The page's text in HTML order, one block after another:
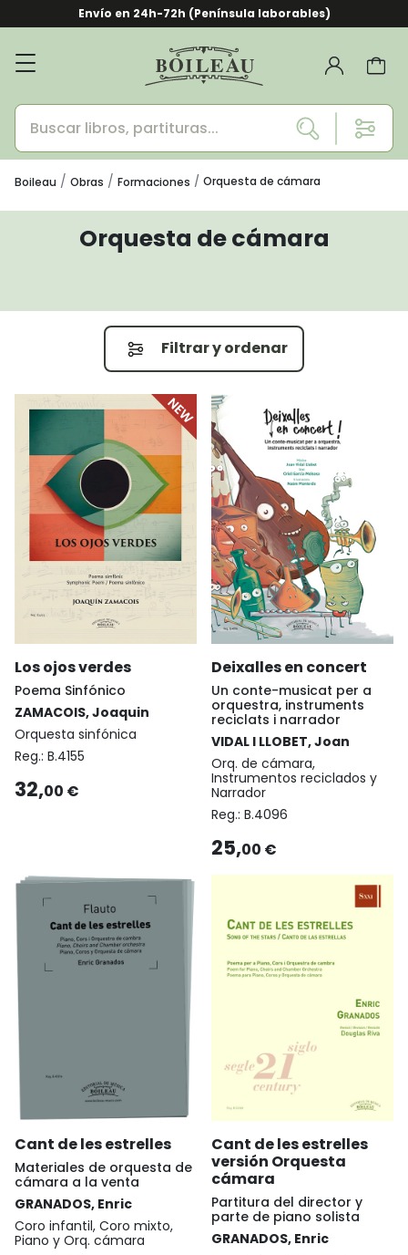
Envío en 24h-72h (Península laborables)
Boileau Obras Formaciones Orquesta de cámara
Orquesta de cámara
Filtrar y ordenar
Los ojos verdes
Poema Sinfónico
ZAMACOIS, Joaquin
Orquesta sinfónica
Reg.: B.4155
32,00 €
Deixalles en concert
Un conte-musicat per a
orquestra, instruments
reciclats i narrador
VIDAL I LLOBET, Joan
Orq. de cámara,
Instrumentos reciclados y
Narrador
Reg.: B.4096
25,00 €
Cant de les estrelles
Materiales de orquesta de
cámara a la venta
GRANADOS, Enric
Coro infantil, Coro mixto,
Piano y Orq. cámara
Cant de les estrelles
versión Orquesta
cámara
Partitura del director y
parte de piano solista
GRANADOS, Enric